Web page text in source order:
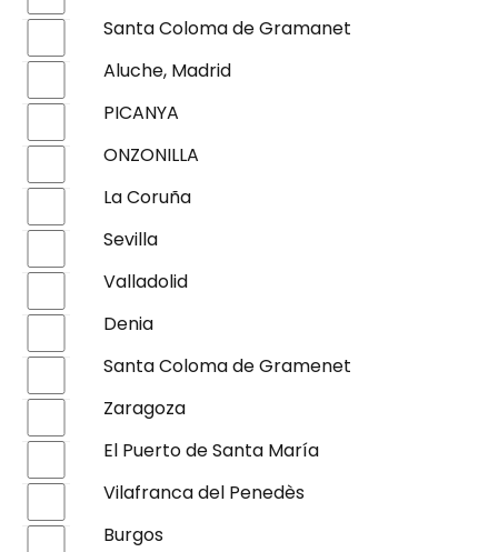
Santa Coloma de Gramanet
Aluche, Madrid
PICANYA
ONZONILLA
La Coruña
Sevilla
Valladolid
Denia
Santa Coloma de Gramenet
Zaragoza
El Puerto de Santa María
Vilafranca del Penedès
Burgos